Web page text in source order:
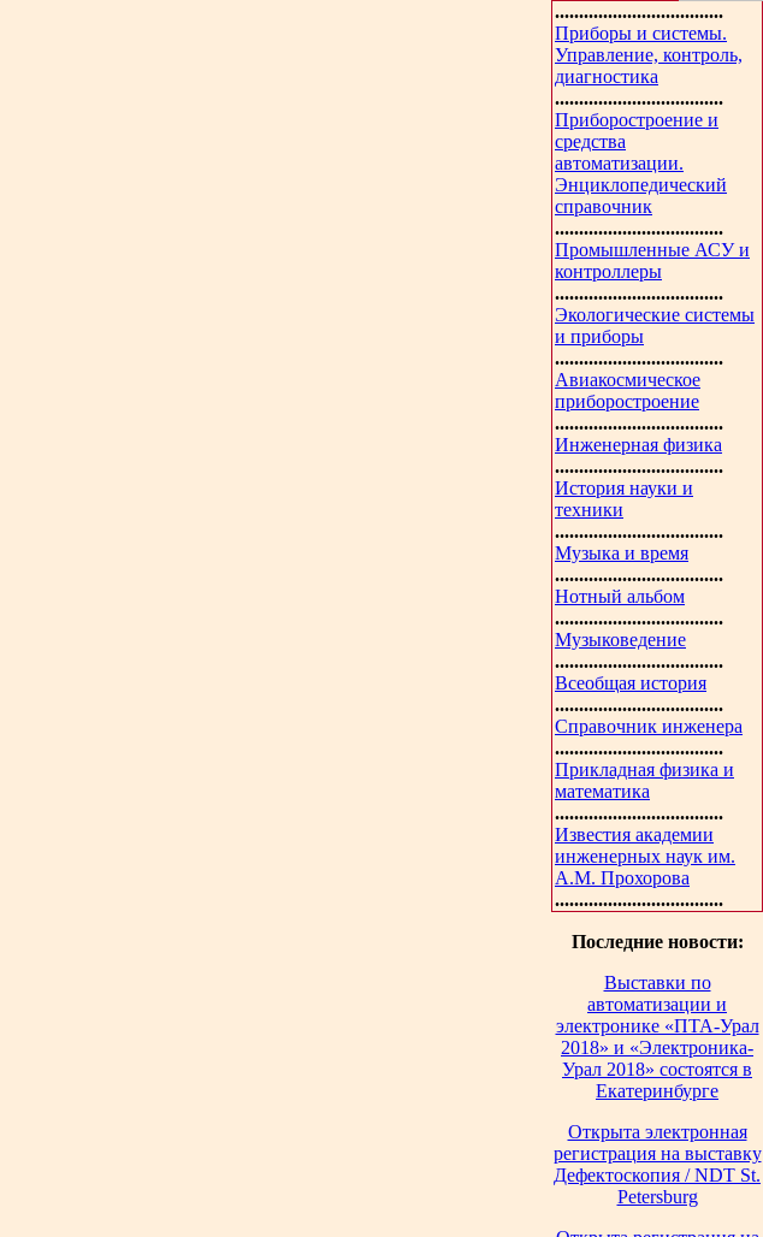
...................................
Приборы и системы.
Управление, контроль,
диагностика
...................................
Приборостроение и
средства
автоматизации.
Энциклопедический
справочник
...................................
Промышленные АСУ и
контроллеры
...................................
Экологические системы
и приборы
...................................
Авиакосмическое
приборостроение
...................................
Инженерная физика
...................................
История науки и
техники
...................................
Музыка и время
...................................
Нотный альбом
...................................
Музыковедение
...................................
Всеобщая история
...................................
Справочник инженера
...................................
Прикладная физика и
математика
...................................
Известия академии
инженерных наук им.
А.М. Прохорова
...................................
Последние новости:
Выставки по
автоматизации и
электронике «ПТА-Урал
2018» и «Электроника-
Урал 2018» состоятся в
Екатеринбурге
Открыта электронная
регистрация на выставку
Дефектоскопия / NDT St.
Petersburg